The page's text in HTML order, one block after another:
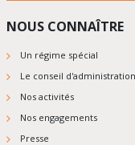
NOUS CONNAÎTRE
Un régime spécial
Le conseil d'administration
Nos activités
Nos engagements
Presse